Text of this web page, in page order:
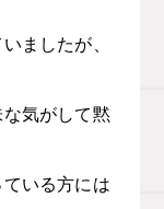
ましたが、
な気がして黙
いる方には